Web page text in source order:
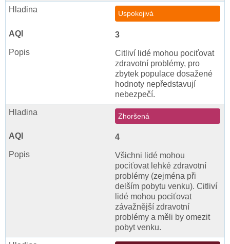
Uspokojivá
3
Citliví lidé mohou pociťovat
zdravotní problémy, pro
zbytek populace dosažené
hodnoty nepředstavují
nebezpečí.
Zhoršená
4
Všichni lidé mohou
pociťovat lehké zdravotní
problémy (zejména při
delším pobytu venku). Citliví
lidé mohou pociťovat
závažnější zdravotní
problémy a měli by omezit
pobyt venku.